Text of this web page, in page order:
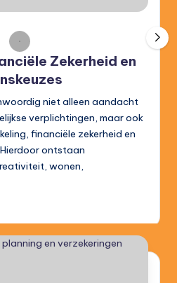
Zekerheid en
niet alleen aandacht
verplichtingen, maar ook
financiële zekerheid en
ontstaan
wonen,